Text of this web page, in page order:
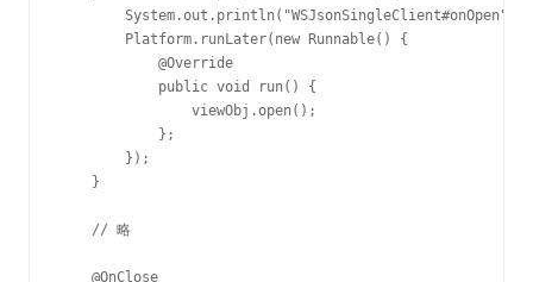
System.out.println("WSJsonSingleClient#onOpen");
Platform.runLater(new Runnable() {
@Override
public void run() {
viewObj.open();
};
});
}
    // 略
@OnClose